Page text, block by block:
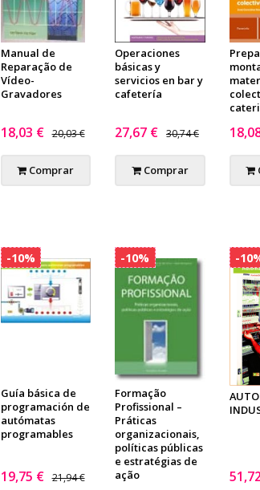
Manual de
Reparação de
Vídeo-
Gravadores
18,03 € 20,03 €
Comprar
Operaciones
básicas y
servicios en bar y
cafetería
27,67 € 30,74 €
Comprar
Guía básica de
programación de
autómatas
programables
19,75 € 21,94 €
-10%
Formação
Profissional –
Práticas
organizacionais,
políticas públicas
e estratégias de
ação
-10% -